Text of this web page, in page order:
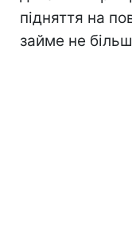
підняття на
займе не